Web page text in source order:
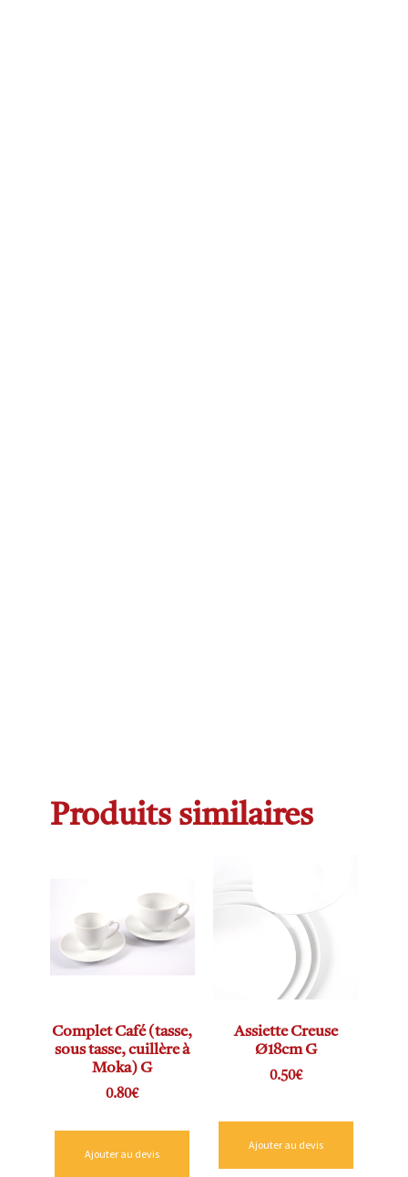
Produits similaires
Complet Café (tasse,
sous tasse, cuillère à
Moka) G
0.80€
Ajouter au devis
Assiette Creuse
Ø18cm G
0.50€
Ajouter au devis